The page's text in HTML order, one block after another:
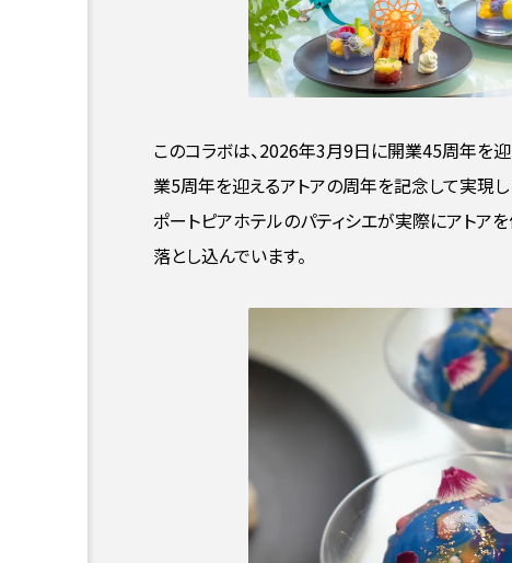
このコラボは、2026年3月9日に開業45周年を
業5周年を迎えるアトアの周年を記念して実現し
ポートピアホテルのパティシエが実際にアトア
落とし込んでいます。